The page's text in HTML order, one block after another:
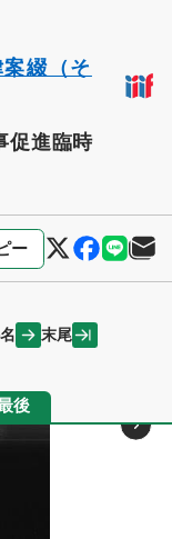
綴（そ
促進臨時
ー
末尾
後